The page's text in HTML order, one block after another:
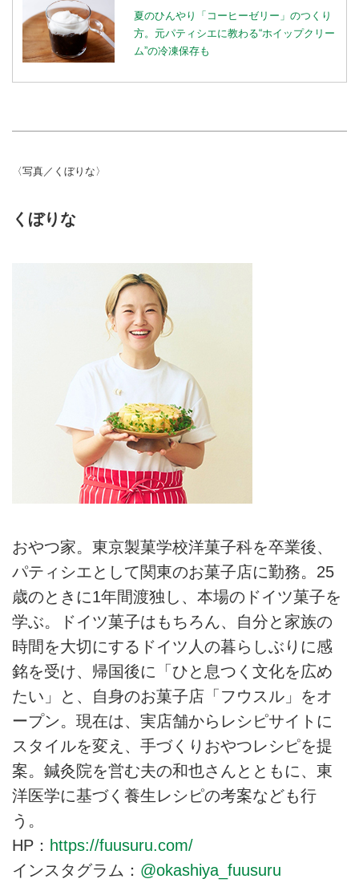
夏のひんやり「コーヒーゼリー」のつくり
方。元パティシエに教わる“ホイップクリー
ム”の冷凍保存も
〈写真／くぼりな〉
くぼりな
おやつ家。東京製菓学校洋菓子科を卒業後、
パティシエとして関東のお菓子店に勤務。25
歳のときに1年間渡独し、本場のドイツ菓子を
学ぶ。ドイツ菓子はもちろん、自分と家族の
時間を大切にするドイツ人の暮らしぶりに感
銘を受け、帰国後に「ひと息つく文化を広め
たい」と、自身のお菓子店「フウスル」をオ
ープン。現在は、実店舗からレシピサイトに
スタイルを変え、手づくりおやつレシピを提
案。鍼灸院を営む夫の和也さんとともに、東
洋医学に基づく養生レシピの考案なども行
う。
HP： https://fuusuru.com/
インスタグラム： @okashiya_fuusuru